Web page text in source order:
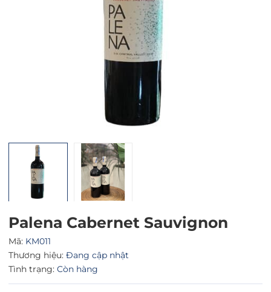
Palena Cabernet Sauvignon
Mã: KM011
Thương hiệu: Đang cập nhật
Tình trạng: Còn hàng